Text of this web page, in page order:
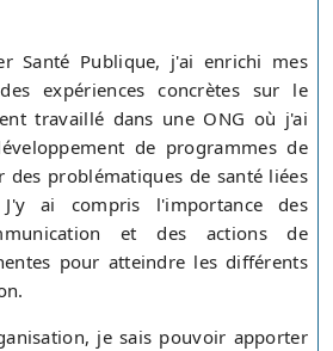
Santé Publique, j'ai enrichi mes
expériences concrètes sur le
travaillé dans une ONG où j'ai
de programmes de
des problématiques de santé liées
ai compris l'importance des
et des actions de
pour atteindre les différents
je sais pouvoir apporter